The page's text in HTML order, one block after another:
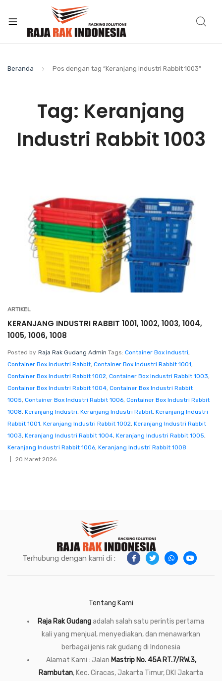
Beranda Pos dengan tag “Keranjang Industri Rabbit 1003”
Tag: Keranjang
Industri Rabbit 1003
ARTIKEL
KERANJANG INDUSTRI RABBIT 1001, 1002, 1003, 1004,
1005, 1006, 1008
Posted by Raja Rak Gudang Admin Tags: Container Box Industri,
Container Box Industri Rabbit, Container Box Industri Rabbit 1001,
Container Box Industri Rabbit 1002, Container Box Industri Rabbit 1003,
Container Box Industri Rabbit 1004, Container Box Industri Rabbit
1005, Container Box Industri Rabbit 1006, Container Box Industri Rabbit
1008, Keranjang Industri, Keranjang Industri Rabbit, Keranjang Industri
Rabbit 1001, Keranjang Industri Rabbit 1002, Keranjang Industri Rabbit
1003, Keranjang Industri Rabbit 1004, Keranjang Industri Rabbit 1005,
Keranjang Industri Rabbit 1006, Keranjang Industri Rabbit 1008
20 Maret 2026
Terhubung dengan kami di :
Tentang Kami
Raja Rak Gudangadalah salah satu perintis pertama
kali yang menjual, menyediakan, dan menawarkan
berbagai jenis rak gudang di Indonesia
Alamat Kami : Jalan Mastrip No. 45A RT.7/RW.3,
Rambutan, Kec. Ciracas, Jakarta Timur, DKI Jakarta